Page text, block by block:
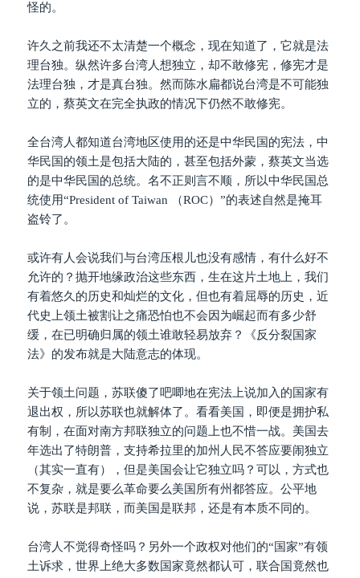
怪的。
许久之前我还不太清楚一个概念，现在知道了，它就是法
理台独。纵然许多台湾人想独立，却不敢修宪，修宪才是
法理台独，才是真台独。然而陈水扁都说台湾是不可能独
立的，蔡英文在完全执政的情况下仍然不敢修宪。
全台湾人都知道台湾地区使用的还是中华民国的宪法，中
华民国的领土是包括大陆的，甚至包括外蒙，蔡英文当选
的是中华民国的总统。名不正则言不顺，所以中华民国总
统使用“President of Taiwan （ROC）”的表述自然是掩耳
盗铃了。
或许有人会说我们与台湾压根儿也没有感情，有什么好不
允许的？抛开地缘政治这些东西，生在这片土地上，我们
有着悠久的历史和灿烂的文化，但也有着屈辱的历史，近
代史上领土被割让之痛恐怕也不会因为崛起而有多少舒
缓，在已明确归属的领土谁敢轻易放弃？《反分裂国家
法》的发布就是大陆意志的体现。
关于领土问题，苏联傻了吧唧地在宪法上说加入的国家有
退出权，所以苏联也就解体了。看看美国，即便是拥护私
有制，在面对南方邦联独立的问题上也不惜一战。美国去
年选出了特朗普，支持希拉里的加州人民不答应要闹独立
（其实一直有），但是美国会让它独立吗？可以，方式也
不复杂，就是要么革命要么美国所有州都答应。公平地
说，苏联是邦联，而美国是联邦，还是有本质不同的。
台湾人不觉得奇怪吗？另外一个政权对他们的“国家”有领
土诉求，世界上绝大多数国家竟然都认可，联合国竟然也